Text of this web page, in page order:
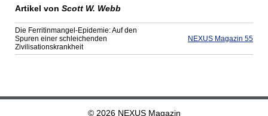
Artikel von Scott W. Webb
Die Ferritinmangel-Epidemie: Auf den
Spuren einer schleichenden
Zivilisationskrankheit
NEXUS Magazin 55
© 2026 NEXUS Magazin